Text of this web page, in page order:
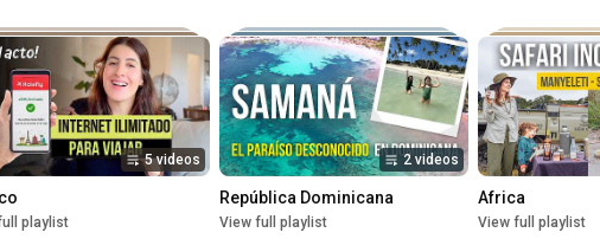
5 videos
playlist
2 videos
República Dominicana
View full playlist
Africa
View full playlist